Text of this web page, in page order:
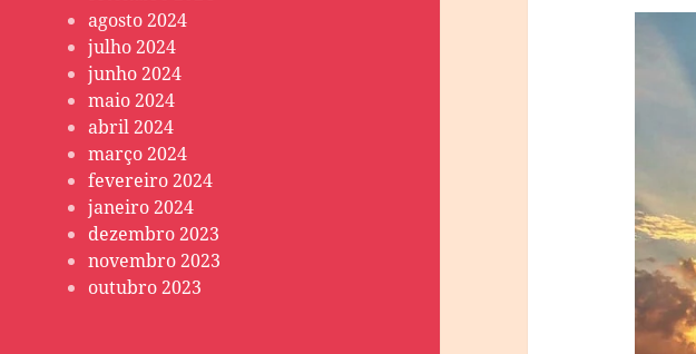
agosto 2024
julho 2024
junho 2024
maio 2024
abril 2024
março 2024
fevereiro 2024
janeiro 2024
dezembro 2023
novembro 2023
outubro 2023